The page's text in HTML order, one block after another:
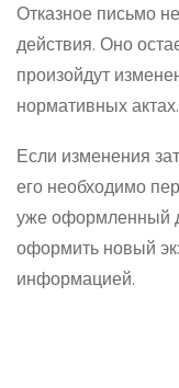
Отказное письмо
действия. Оно
произойдут
нормативных актах.
Если изменения
его необходимо
уже оформленный
оформить новый
информацией.